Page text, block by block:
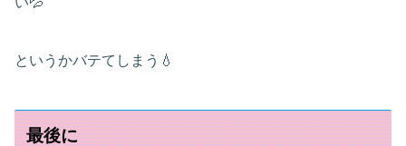
というかバテてしまう💧
最後に